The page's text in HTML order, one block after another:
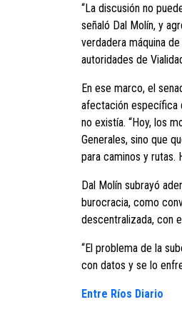
“La discusión no
señaló Dal Molín, y
verdadera máquina
autoridades de
En ese marco, el
afectación específica
no existía. “Hoy, los
Generales, sino que
para caminos y rutas.
Dal Molín subrayó
burocracia, como
descentralizada, con
“El problema de la
con datos y se lo
Entre Ríos Diario